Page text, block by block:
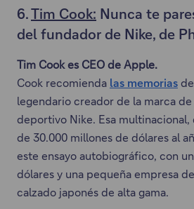
a
ñ
.
u
n
a
c
e
e
a
b
r
i
r
á
e
6.Tim Cook: Nunca te
del fundador de Nike, de
Tim Cook es CEO de Apple.
Cook recomienda las memorias
E
s
t
e
e
n
l
legendario creador de la marca
deportivo Nike. Esa
de 30.000 millones de dólares al
este ensayo autobiográfico, con
dólares y una pequeña empresa
calzado japonés de alta gama.